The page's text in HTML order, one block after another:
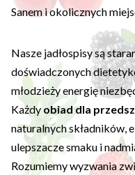
Sanem i okolicznych
Nasze jadłospisy są
doświadczonych
młodzieży energię
Każdy obiad dla
naturalnych składników,
ulepszacze smaku i
Rozumiemy wyzwania